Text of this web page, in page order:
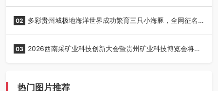
02 多彩贵州城极地海洋世界成功繁育三只小海豚，全网征名
03 2026西南采矿业科技创新大会暨贵州矿业科技博览会将在
热门图片推荐